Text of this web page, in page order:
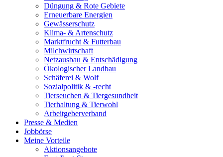
Düngung & Rote Gebiete
Erneuerbare Energien
Gewässerschutz
Klima- & Artenschutz
Marktfrucht & Futterbau
Milchwirtschaft
Netzausbau & Entschädigung
Ökologischer Landbau
Schäferei & Wolf
Sozialpolitik & -recht
Tierseuchen & Tiergesundheit
Tierhaltung & Tierwohl
Arbeitgeberverband
Presse & Medien
Jobbörse
Meine Vorteile
Aktionsangebote